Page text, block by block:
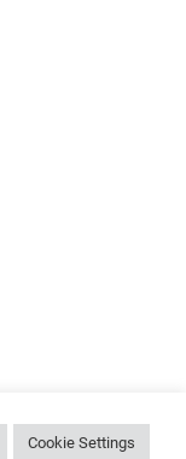
Cookie Settings